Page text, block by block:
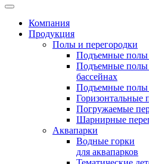
Компания
Продукция
Полы и перегородки
Подъемные полы
Подъемные полы
бассейнах
Подъемные полы
Горизонтальные
Погружаемые
Шарнирные
Аквапарки
Водные горки
для аквапарков